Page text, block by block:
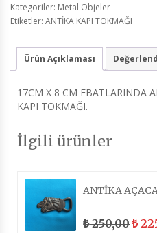
Kategoriler: Metal Objeler
Etiketler: ANTİKA KAPI TOKMAĞI
Ürün Açıklaması
17CM X 8 CM EBATLARINDA
KAPI TOKMAĞI.
İlgili ürünler
ANTİKA
₺250,00₺